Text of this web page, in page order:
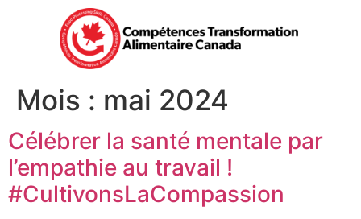
Mois : mai 2024
Célébrer la santé mentale par
l’empathie au travail !
#CultivonsLaCompassion